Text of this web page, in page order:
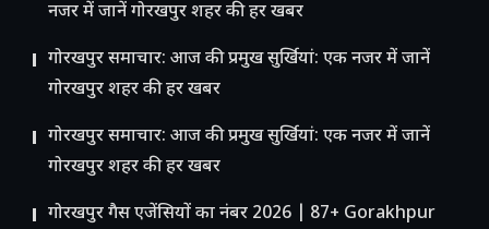
नजर में जानें गोरखपुर शहर की हर खबर
गोरखपुर समाचार: आज की प्रमुख सुर्खियां: एक नजर में जानें
गोरखपुर शहर की हर खबर
गोरखपुर समाचार: आज की प्रमुख सुर्खियां: एक नजर में जानें
गोरखपुर शहर की हर खबर
गोरखपुर गैस एजेंसियों का नंबर 2026 | 87+ Gorakhpur